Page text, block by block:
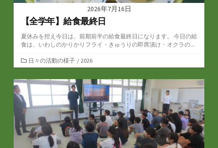
2026年7月16日
【全学年】給食最終日
夏休みを控え今日は、前期前半の給食最終日になります。 今日の給
食は、いわしのかりかりフライ・きゅうりの即席漬け・オクラの...
カ
テ
ゴ
リ
ー
日々の活動の様子 / 2026